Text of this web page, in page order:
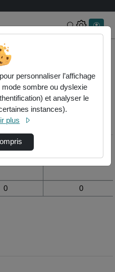
Rechercher
de la vidéo La
journée
0 0
personnaliser l’affichage
sombre ou dyslexie
et analyser le
instances).
plus